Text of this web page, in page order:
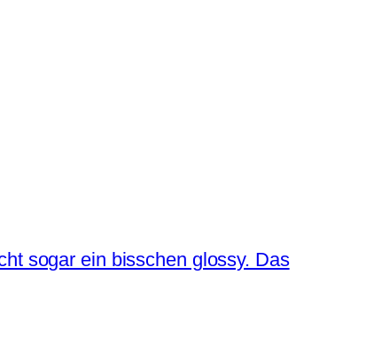
sogar ein bisschen glossy. Das